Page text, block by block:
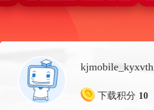
kjmobile_kyxvth
下载积分 10